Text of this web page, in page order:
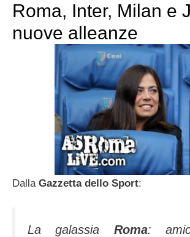
Roma, Inter, Milan e
nuove alleanze
DallaGazzetta dello Sport:
La galassia Roma: